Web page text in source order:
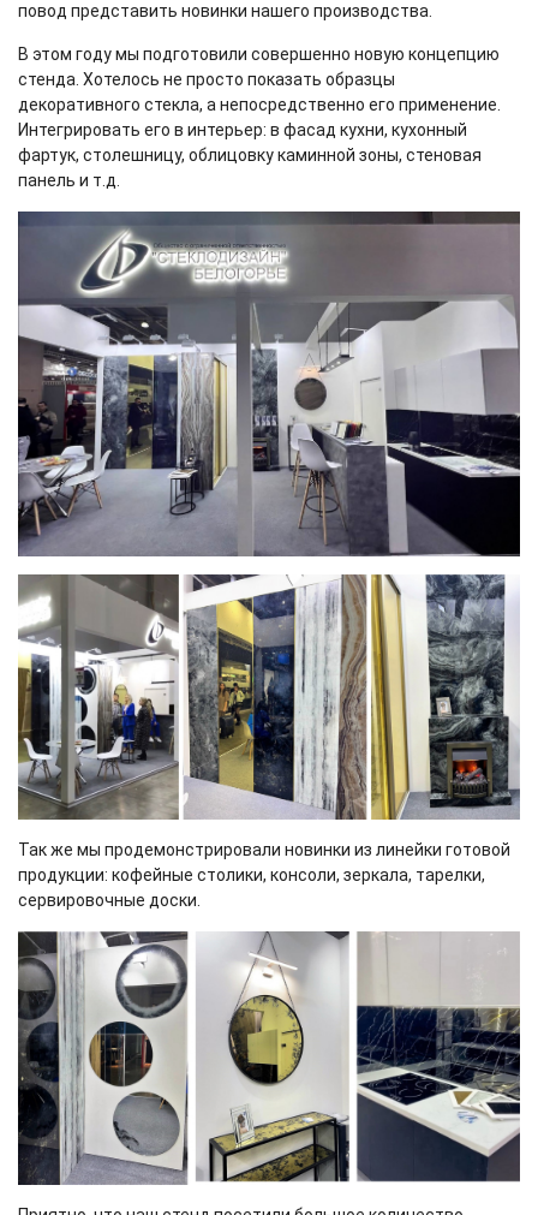
повод представить новинки нашего производства.
В этом году мы подготовили совершенно новую концепцию
стенда. Хотелось не просто показать образцы
декоративного стекла, а непосредственно его применение.
Интегрировать его в интерьер: в фасад кухни, кухонный
фартук, столешницу, облицовку каминной зоны, стеновая
панель и т.д.
Так же мы продемонстрировали новинки из линейки готовой
продукции: кофейные столики, консоли, зеркала, тарелки,
сервировочные доски.